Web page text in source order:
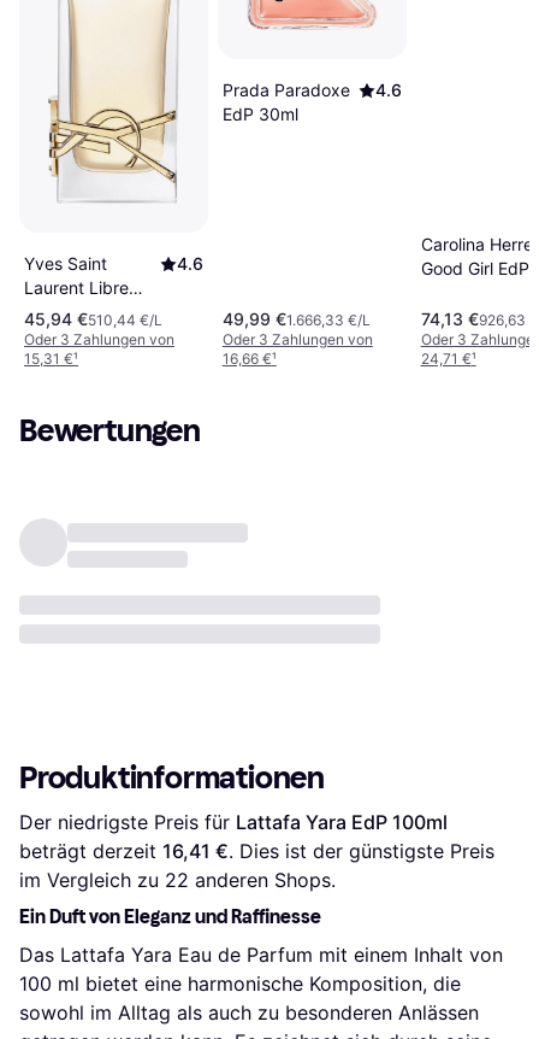
Yves Saint
Laurent Libre
EdP 90ml
4.6
45,94 €510,44 €/L
Oder 3 Zahlungen von
15,31 €¹
Prada Paradoxe
EdP 30ml
4.6
49,99 €1.666,33 €/L
Oder 3 Zahlungen von
16,66 €¹
Carolina
Good Girl EdP
74,13 €926,63
Oder 3
24,71 €¹
Bewertungen
Produktinformationen
Der niedrigste Preis für Lattafa Yara EdP 100ml
beträgt derzeit 16,41 €. Dies ist der günstigste Preis
im Vergleich zu 22 anderen Shops.
Ein Duft von Eleganz und Raffinesse
Das Lattafa Yara Eau de Parfum mit einem Inhalt von
100 ml bietet eine harmonische Komposition, die
sowohl im Alltag als auch zu besonderen Anlässen